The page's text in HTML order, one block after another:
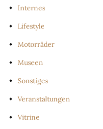
Internes
Lifestyle
Motorräder
Museen
Sonstiges
Veranstaltungen
Vitrine